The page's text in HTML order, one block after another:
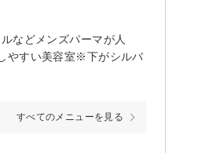
などメンズパーマが人
やすい美容室※下がシルバ
すべてのメニューを見る